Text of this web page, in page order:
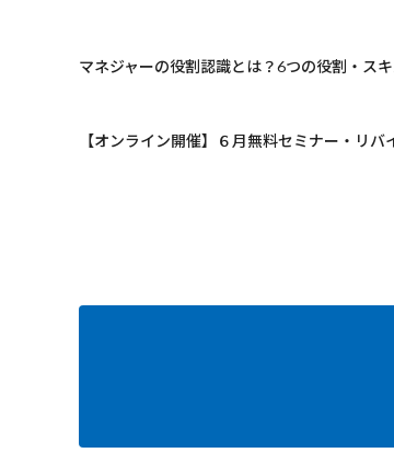
マネジャーの役割認識とは？6つの役割・ス
【オンライン開催】６月無料セミナー・リバ